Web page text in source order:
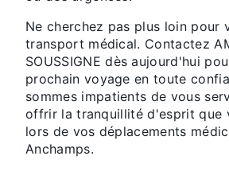
Ne cherchez pas plus loin pour
transport médical. Contactez
SOUSSIGNE dès aujourd'hui
prochain voyage en toute
sommes impatients de vous
offrir la tranquillité d'esprit que
lors de vos déplacements
Anchamps.